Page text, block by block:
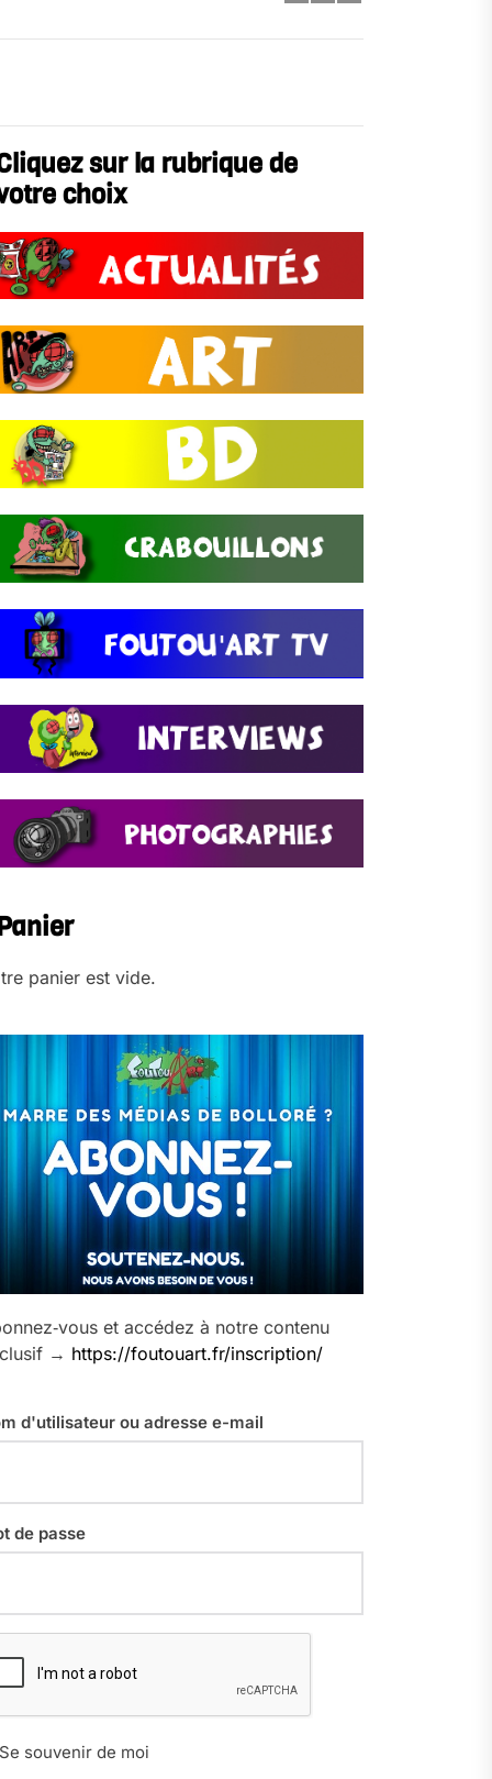
sur la rubrique de
choix
panier est vide.
et accédez à notre contenu
→ https://foutouart.fr/inscription/
d'utilisateur ou adresse e-mail
de passe
souvenir de moi